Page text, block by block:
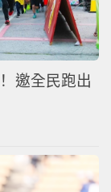
邀全民跑出